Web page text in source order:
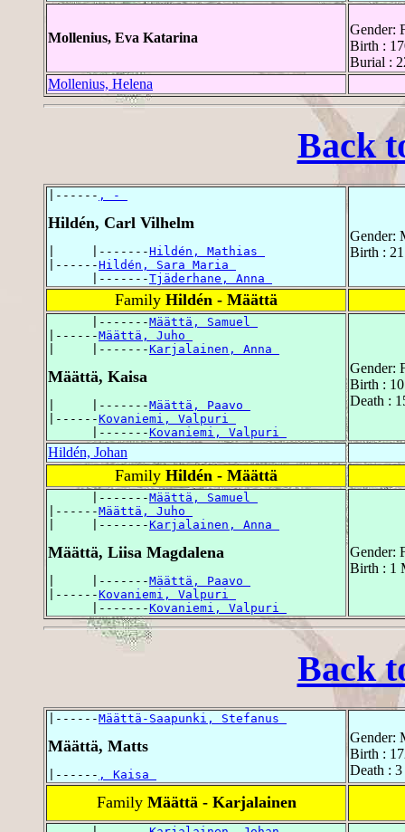
Mollenius, Eva Katarina
Gender:
Birth :
Burial :
Mollenius, Helena
Back
|------ , -
Hildén, Carl Vilhelm
|     |-------Hildén, Mathias
|------Hildén, Sara Maria
      |-------
Tjäderhane, Anna
Gender:
Birth :
Family Hildén - Määttä
      |-------
Määttä, Samuel
|------Määttä, Juho
|     |-------Karjalainen, Anna
Määttä, Kaisa
|     |-------Määttä, Paavo
|------Kovaniemi, Valpuri
      |-------
Kovaniemi, Valpuri
Gender:
Birth :
Death :
Hildén, Johan
Family Hildén - Määttä
      |-------
Määttä, Samuel
|------Määttä, Juho
|     |-------Karjalainen, Anna
Määttä, Liisa Magdalena
|     |-------Määttä, Paavo
|------Kovaniemi, Valpuri
      |-------
Kovaniemi, Valpuri
Gender:
Birth : 1
Back
|------Määttä-Saapunki, Stefanus
Määttä, Matts
|------ , Kaisa
Gender:
Birth :
Death :
Family Määttä - Karjalainen